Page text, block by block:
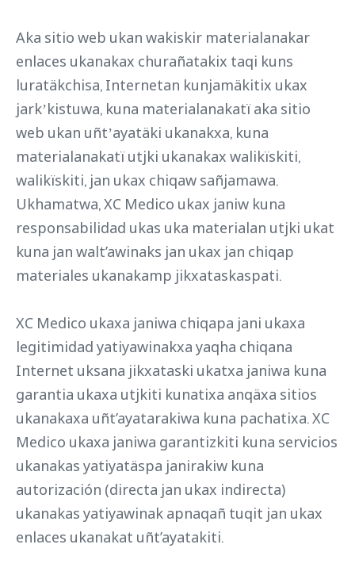
Aka sitio web ukan wakiskir materialanakar
enlaces ukanakax churañatakix taqi kuns
luratäkchisa, Internetan kunjamäkitix ukax
jarkʼkistuwa, kuna materialanakatï aka sitio
web ukan uñtʼayatäki ukanakxa, kuna
materialanakatï utjki ukanakax walikïskiti,
walikïskiti, jan ukax chiqaw sañjamawa.
Ukhamatwa, XC Medico ukax janiw kuna
responsabilidad ukas uka materialan utjki ukat
kuna jan walt’awinaks jan ukax jan chiqap
materiales ukanakamp jikxataskaspati.
XC Medico ukaxa janiwa chiqapa jani ukaxa
legitimidad yatiyawinakxa yaqha chiqana
Internet uksana jikxataski ukatxa janiwa kuna
garantia ukaxa utjkiti kunatixa anqäxa sitios
ukanakaxa uñt’ayatarakiwa kuna pachatixa. XC
Medico ukaxa janiwa garantizkiti kuna servicios
ukanakas yatiyatäspa janirakiw kuna
autorización (directa jan ukax indirecta)
ukanakas yatiyawinak apnaqañ tuqit jan ukax
enlaces ukanakat uñt’ayatakiti.